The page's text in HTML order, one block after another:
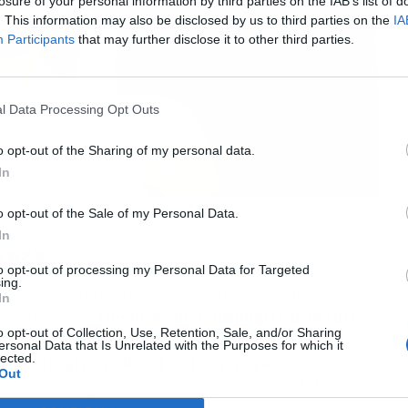
This information may also be disclosed by us to third parties on the
Participants that may further disclose it to other third parties.
Data Processing Opt Outs
opt-out of the Sharing of my personal data.
opt-out of the Sale of my Personal Data.
opt-out of processing my Personal Data for Targeted
opt-out of Collection, Use, Retention, Sale, and/or Sharing
Data that Is Unrelated with the Purposes for which it
revelado una drástica decisión que ha
de implantes capilares que tenía
un giro radical a su carrera
profesional, ya que ha decidido